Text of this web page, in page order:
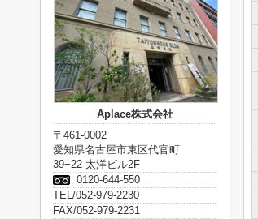
Aplace株式会社
〒461-0002
愛知県名古屋市東区代官町
39−22 太洋ビル2F
0120-644-550
TEL/052-979-2230
FAX/052-979-2231